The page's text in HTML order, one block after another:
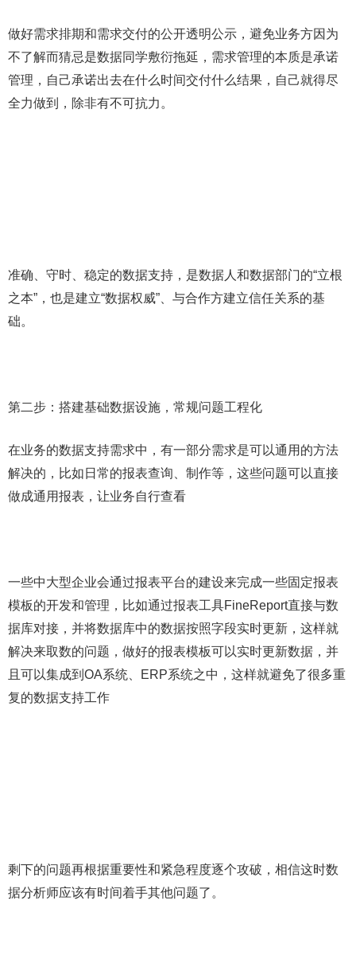
做好需求排期和需求交付的公开透明公示，避免业务方因为
不了解而猜忌是数据同学敷衍拖延，需求管理的本质是承诺
管理，自己承诺出去在什么时间交付什么结果，自己就得尽
全力做到，除非有不可抗力。
准确、守时、稳定的数据支持，是数据人和数据部门的“立根
之本”，也是建立“数据权威”、与合作方建立信任关系的基
础。
第二步：搭建基础数据设施，常规问题工程化
在业务的数据支持需求中，有一部分需求是可以通用的方法
解决的，比如日常的报表查询、制作等，这些问题可以直接
做成通用报表，让业务自行查看
一些中大型企业会通过报表平台的建设来完成一些固定报表
模板的开发和管理，比如通过报表工具FineReport直接与数
据库对接，并将数据库中的数据按照字段实时更新，这样就
解决来取数的问题，做好的报表模板可以实时更新数据，并
且可以集成到OA系统、ERP系统之中，这样就避免了很多重
复的数据支持工作
剩下的问题再根据重要性和紧急程度逐个攻破，相信这时数
据分析师应该有时间着手其他问题了。